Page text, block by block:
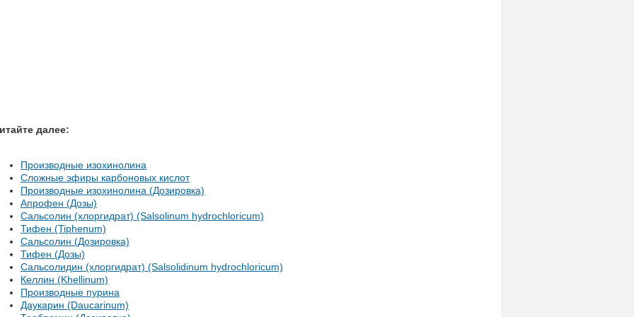
далее:
Производные изохинолина
Сложные эфиры карбоновых кислот
Производные изохинолина (Дозировка)
Апрофен (Дозы)
Сальсолин (хлоргидрат) (Salsolinum hydrochloricum)
Тифен (Tiphenum)
Сальсолин (Дозировка)
Тифен (Дозы)
Сальсолидин (хлоргидрат) (Salsolidinum hydrochloricum)
Келлин (Khellinum)
Производные пурина
Даукарин (Daucarinum)